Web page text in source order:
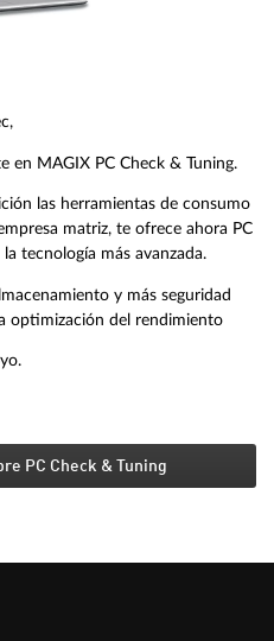
en MAGIX PC Check & Tuning.
las herramientas de consumo
matriz, te ofrece ahora PC
tecnología más avanzada.
y más seguridad
optimización del rendimiento
PC Check & Tuning